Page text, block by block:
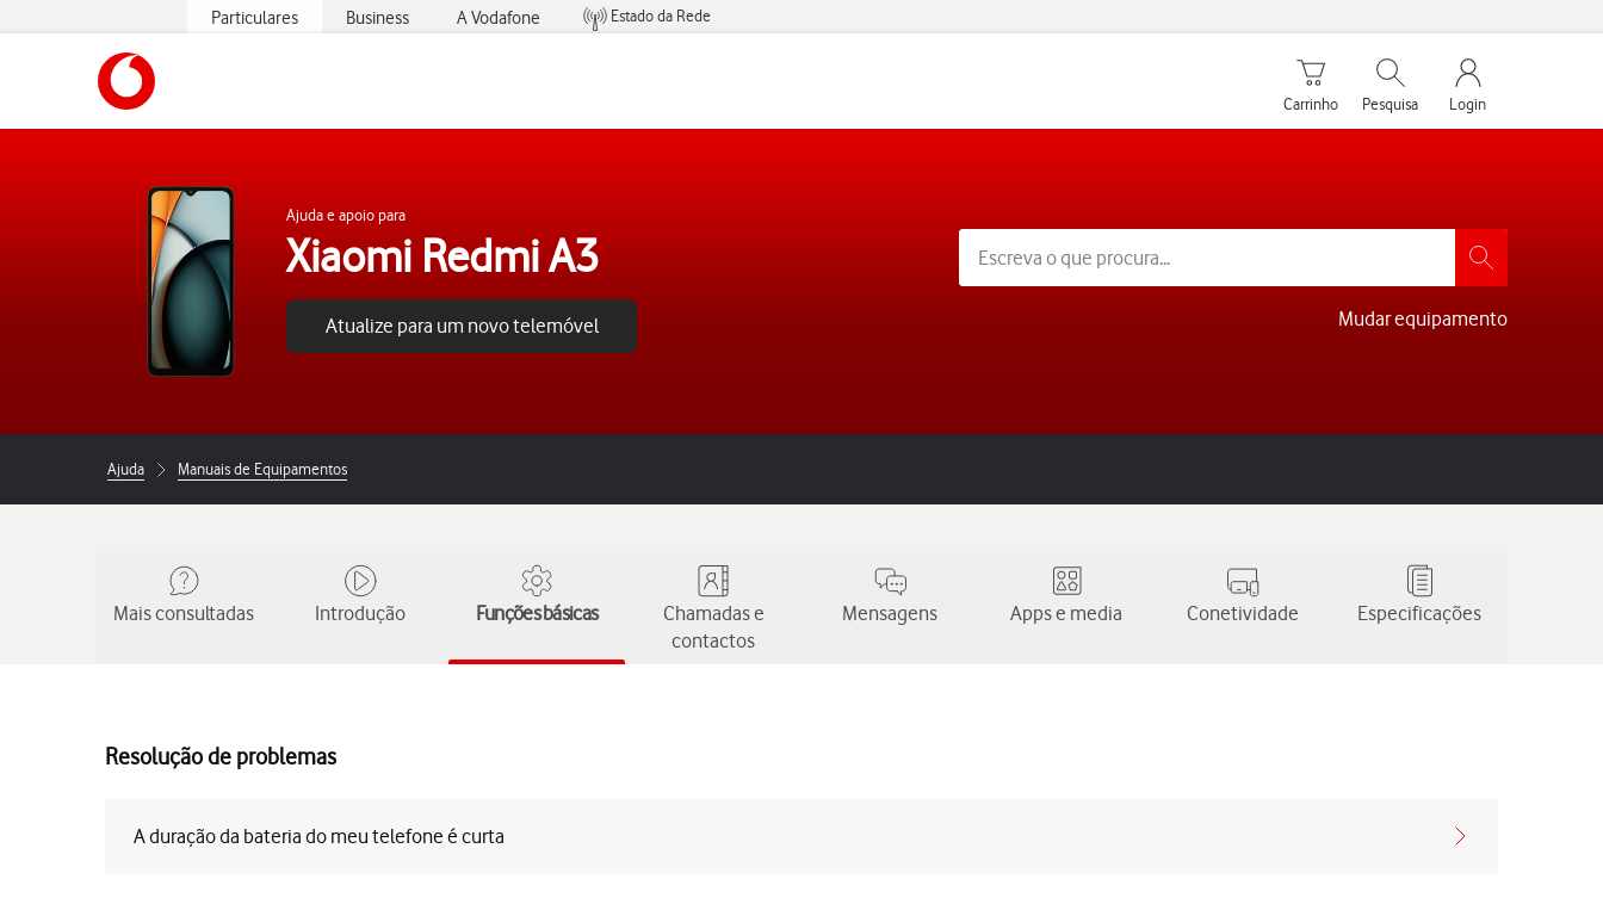
Particulares Business A Vodafone
Estado da Rede
Carrinho de compras
Carrinho
Pesquisar
Pesquisa
My Vodafone
Login
Ajuda e apoio para
Xiaomi Redmi A3
Atualize para um novo telemóvel Mudar equipamento
Ajuda Manuais de Equipamentos
Mais consultadas Introdução Funções básicas
Chamadas e
contactos
Mensagens Apps e media Conetividade Especificações
Resolução de problemas
A duração da bateria do meu telefone é curta